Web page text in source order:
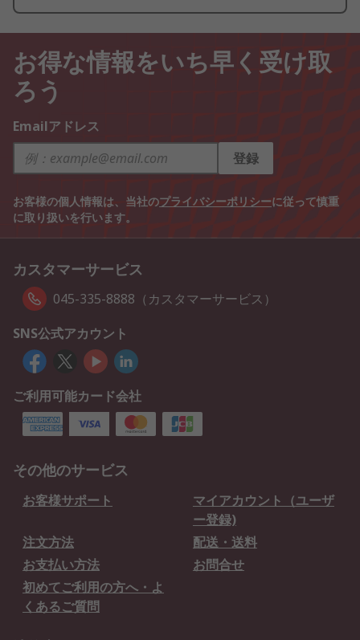
お得な情報をいち早く受け取
ろう
Emailアドレス
登録
お客様の個人情報は、当社のプライバシーポリシーに従って慎重
に取り扱いを行います。
カスタマーサービス
045-335-8888（カスタマーサービス）
SNS公式アカウント
ご利用可能カード会社
その他のサービス
お客様サポート
マイアカウント（ユーザ
ー登録)
注文方法
配送・送料
お支払い方法
お問合せ
初めてご利用の方へ・よ
くあるご質問